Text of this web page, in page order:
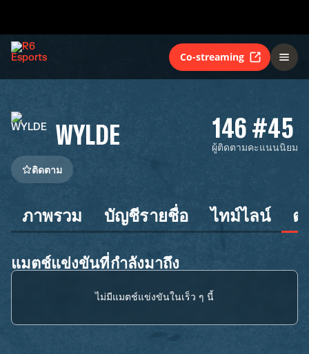
Co-streaming
WYLDE 146
ผู้ติดตาม
#45
คะแนนนิยม
ติดตาม
ภาพรวม บัญชีรายชื่อ ไทม์ไลน์ ต
แมตช์แข่งขันที่กำลังมาถึง
ไม่มีแมตช์แข่งขันในเร็ว ๆ นี้